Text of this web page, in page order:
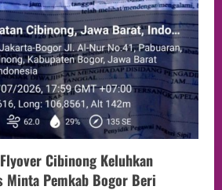
Cibinong Keluhkan
Minta Pemkab Bogor Beri